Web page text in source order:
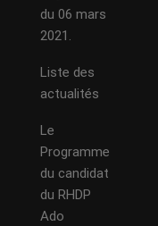
du 06 mars
2021.
Liste des
actualités
Le
Programme
du candidat
du RHDP
Ado